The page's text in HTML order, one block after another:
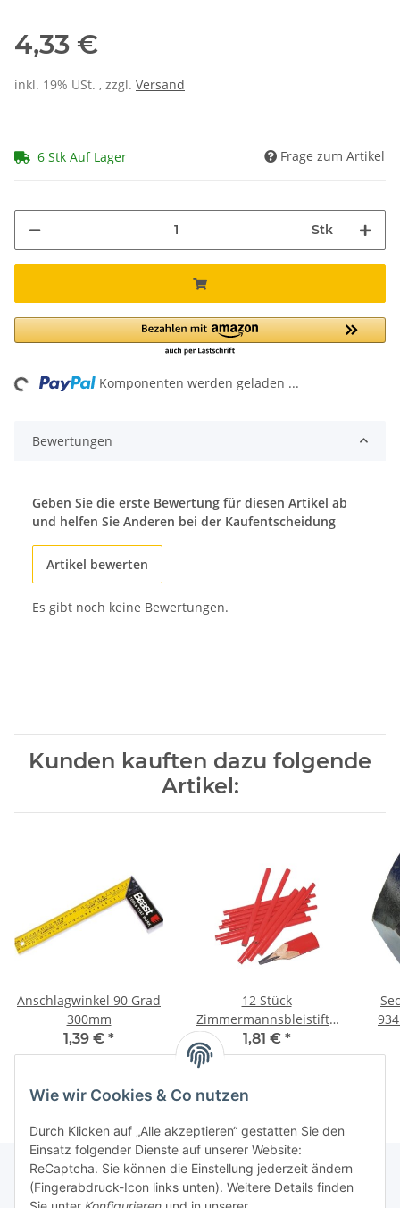
4,33 €
inkl. 19% USt. , zzgl. Versand
6 Stk Auf Lager Frage zum Artikel
Stk
Komponenten werden geladen ...
Bewertungen
Geben Sie die erste Bewertung für diesen Artikel ab
und helfen Sie Anderen bei der Kaufentscheidung
Artikel bewerten
Es gibt noch keine Bewertungen.
Kunden kauften dazu folgende
Artikel:
Anschlagwinkel 90 Grad
300mm
1,39 € *
12 Stück
Zimmermannsbleistifte
175mm
1,81 € *
Wie wir Cookies & Co nutzen
Durch Klicken auf „Alle akzeptieren“ gestatten Sie den
Einsatz folgender Dienste auf unserer Website:
ReCaptcha. Sie können die Einstellung jederzeit ändern
(Fingerabdruck-Icon links unten). Weitere Details finden